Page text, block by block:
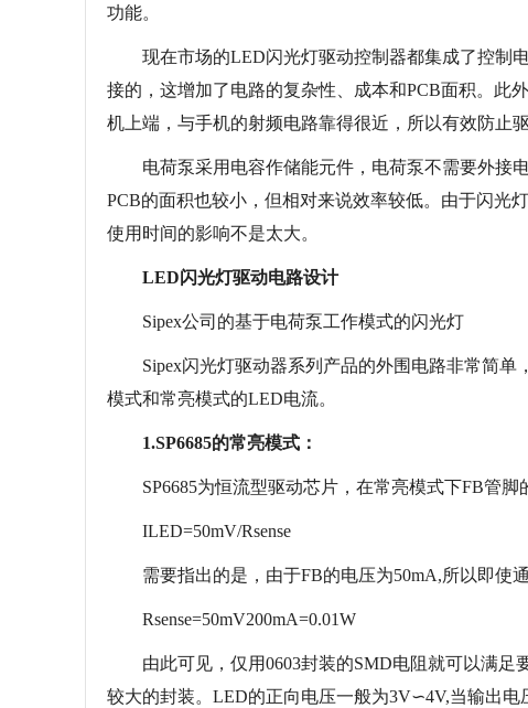
功能。
现在市场的LED闪光灯驱动控制器都集成了控制
接的，这增加了电路的复杂性、成本和PCB面积。此
机上端，与手机的射频电路靠得很近，所以有效防止
电荷泵采用电容作储能元件，电荷泵不需要外接
PCB的面积也较小，但相对来说效率较低。由于闪光
使用时间的影响不是太大。
LED闪光灯驱动电路设计
Sipex公司的基于电荷泵工作模式的闪光灯
Sipex闪光灯驱动器系列产品的外围电路非常简单
模式和常亮模式的LED电流。
1.SP6685的常亮模式：
SP6685为恒流型驱动芯片，在常亮模式下FB管脚
ILED=50mV/Rsense
需要指出的是，由于FB的电压为50mA,所以即使通
Rsense=50mV200mA=0.01W
由此可见，仅用0603封装的SMD电阻就可以满足
较大的封装。LED的正向电压一般为3V∽4V,当输出